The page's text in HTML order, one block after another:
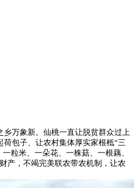
乡万象新。仙桃一直让脱贫群众过上
荷包子、让农村集体厚实家根柢“三
粒米、一朵花、一株菇、一根藕、
产，不竭完美联农带农机制，让农